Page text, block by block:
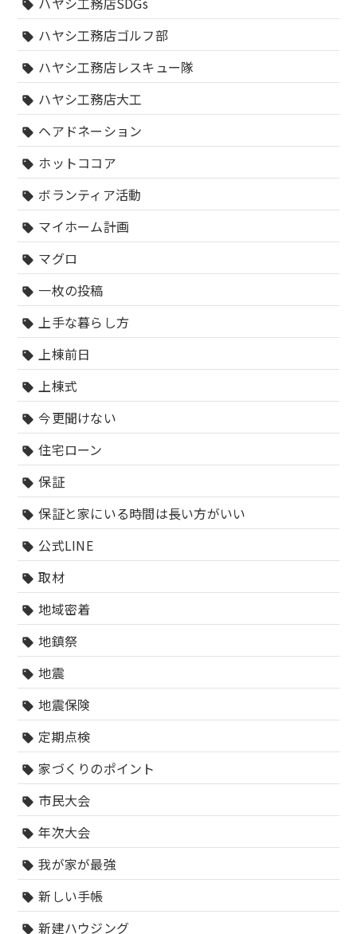
sell
sell ハヤシ工務店ゴルフ部
sell ハヤシ工務店レスキュー隊
sell ハヤシ工務店大工
sell ヘアドネーション
sell ホットココア
sell ボランティア活動
sell マイホーム計画
sell マグロ
sell 一枚の投稿
sell 上手な暮らし方
sell 上棟前日
sell 上棟式
sell 今更聞けない
sell 住宅ローン
sell 保証
sell 保証と家にいる時間は長い方がいい
sell 公式LINE
sell 取材
sell 地域密着
sell 地鎮祭
sell 地震
sell 地震保険
sell 定期点検
sell 家づくりのポイント
sell 市民大会
sell 年次大会
sell 我が家が最強
sell 新しい手帳
sell 新建ハウジング